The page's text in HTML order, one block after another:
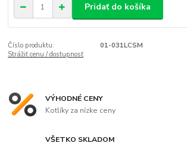
Pridať do košíka
Číslo produktu:
01-031LCSM
Strážiť cenu / dostupnosť
VÝHODNÉ CENY
Kotlíky za nízke ceny
VŠETKO SKLADOM